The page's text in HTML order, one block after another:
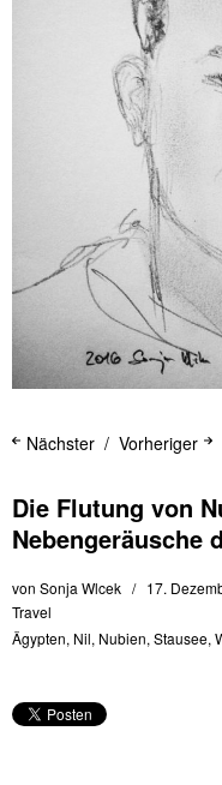
Vorheriger
Nächster
Die Flutung von
Nebengeräusche
von Sonja Wlcek
17.
Travel
Ägypten, Nil, Nubien, Stausee,